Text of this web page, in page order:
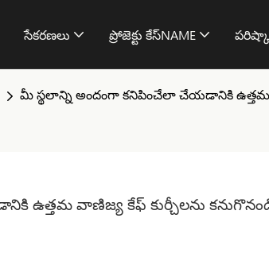
సేకరణలు ప్రోజెక్టు కేస్NAME
మీ స్థలాన్ని అందంగా కనిపించేలా చేయడానికి ఉత్తమ
ఉత్తమ వాణిజ్య కేఫ్ కుర్చీలను